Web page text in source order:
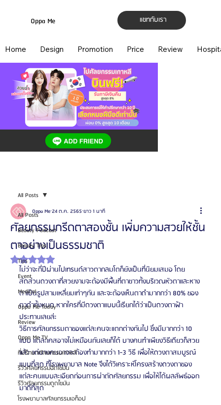
แชทกับเรา
Oppa Me
Home Design Promotion Price Review
All Posts
Beauty Podcast
Beauty Tips
Tips
Event
Medical
Oppa Me Today
Review
Oppa Me TV
ที่ปรึกษาศัลยกรรมเกาหลี
รีวิวศัลยกรรมฉีดไขมัน
รีวิวศัลยกรรมดูดไขมัน
โรงพยาบาลศัลยกรรมเอท็อป
All Posts
ศัลยกรรมกรีดตาสองชั้น เพิ่มความสวยให้ชั้น
ตาอย่างเป็นธรรมชาติ
Oppa Me24 ต.ค. 2565 ยาว 1 นาที
ได้รับ NaN เต็ม 5 ดาว
ไม่ว่าจะกี่ปีผ่านไปเทรนด์สาวตากลมโตก็ยังเป็นที่นิยมเสมอ โดย
สัดส่วนดวงตาที่สวยงามจะต้องมีพื้นที่ตาขาวทั้งบริเวณหัวตาและหาง
ตาเป็นรูปสามเหลี่ยมเท่าๆกัน และจะต้องเห็นตาดำมากกว่า 80% ของ
ตาดำทั้งหมด หากใครที่มีดวงตาแบบนี้เรียกได้ว่าเป็นดวงตาฟ้า
ประทานเลยล่ะ
วิธีการศัลยกรรมตาของแต่ละคนจะแตกต่างกันไป ซึ่งมีมากกว่า 10
แบบ แต่ละเคสอาจไม่เหมือนกันเลยก็ได้ บางคนทำเพียงวิธีเดียวก็สวย
แล้ว แต่บางคนอาจจะต้องทำมากกว่า 1-3 วิธี เพื่อให้ดวงตาสมบูรณ์
แบบที่สุด ที่โรงพยาบาล Note จึงได้วิเคราะห์โครงสร้างดวงตาของ
แต่ละคนแบบละเอียดก่อนการผ่าตัดศัลยกรรม เพื่อให้ได้ผลลัพธ์ออก
มาดีที่สุด